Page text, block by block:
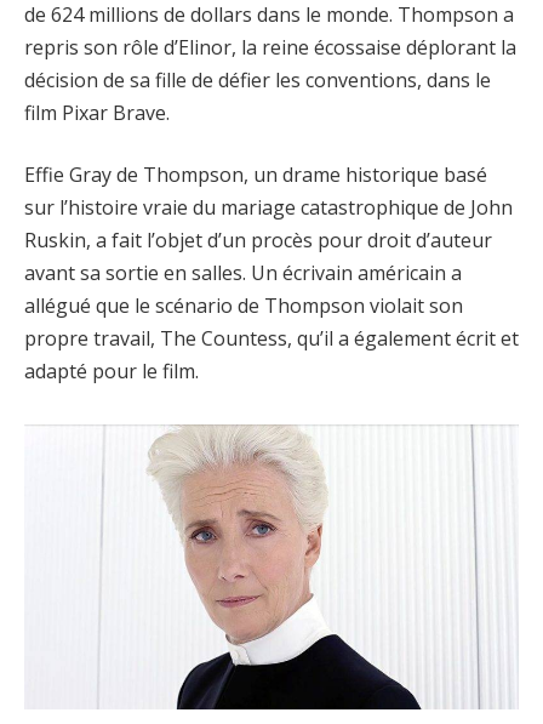
de 624 millions de dollars dans le monde. Thompson a
repris son rôle d’Elinor, la reine écossaise déplorant la
décision de sa fille de défier les conventions, dans le
film Pixar Brave.
Effie Gray de Thompson, un drame historique basé
sur l’histoire vraie du mariage catastrophique de John
Ruskin, a fait l’objet d’un procès pour droit d’auteur
avant sa sortie en salles. Un écrivain américain a
allégué que le scénario de Thompson violait son
propre travail, The Countess, qu’il a également écrit et
adapté pour le film.